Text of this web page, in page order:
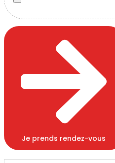
Je prends rendez-vous